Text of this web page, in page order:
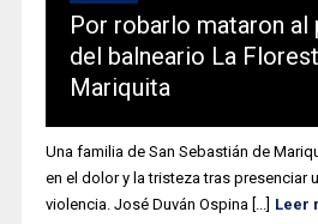
Por robarlo mataron
del balneario La
Mariquita
Una familia de San Sebastián de
en el dolor y la tristeza tras presenciar
violencia. José Duván Ospina [...] Leer